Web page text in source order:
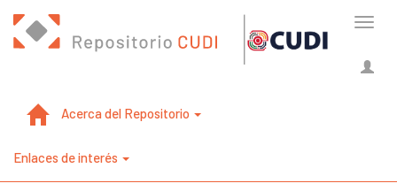
Acerca del Repositorio
Enlaces de interés